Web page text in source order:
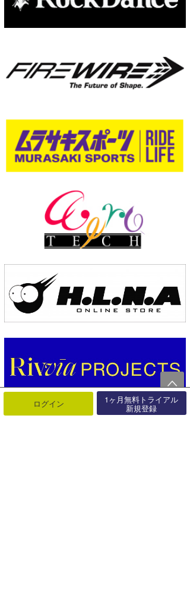
ログイン 1ヶ月無料トライアル
新規登録